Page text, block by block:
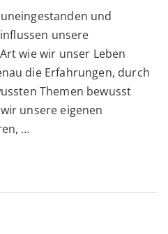
und
unsere
wie wir unser Leben
die Erfahrungen, durch
Themen bewusst
unsere eigenen
…